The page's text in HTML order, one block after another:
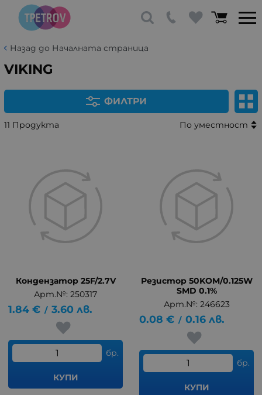
Назад до Началната страница
VIKING
ФИЛТРИ
11 Продукта По уместност
Кондензатор 25F/2.7V
Арт.№: 250317
1.84 € / 3.60 лв.
бр.
КУПИ
Резистор 50KOM/0.125W
SMD 0.1%
Арт.№: 246623
0.08 € / 0.16 лв.
бр.
КУПИ